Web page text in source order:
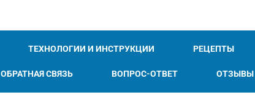
ТЕХНОЛОГИИ И ИНСТРУКЦИИ РЕЦЕПТЫ
ОБРАТНАЯ СВЯЗЬ ВОПРОС-ОТВЕТ ОТЗЫВЫ